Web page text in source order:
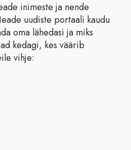
inimeste ja nende
uudiste portaali kaudu
oma lähedasi ja miks
kedagi, kes väärib
vihje: